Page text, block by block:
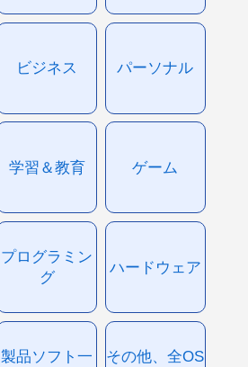
ビジネス パーソナル
学習＆教育 ゲーム
プログラミン
グ
ハードウェア
製品ソフト一
その他、全OS